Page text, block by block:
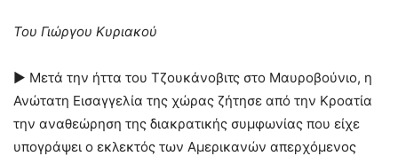
Του Γιώργου Κυριακού
► Μετά την ήττα του Τζουκάνοβιτς στο Μαυροβούνιο, η
Ανώτατη Εισαγγελία της χώρας ζήτησε από την Κροατία
την αναθεώρηση της διακρατικής συμφωνίας που είχε
υπογράψει ο εκλεκτός των Αμερικανών απερχόμενος